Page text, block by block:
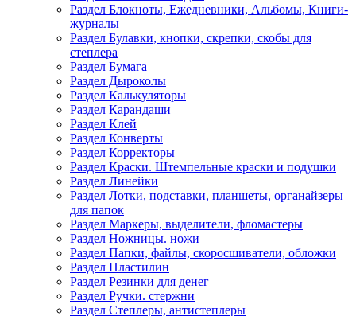
Раздел Блокноты, Ежедневники, Альбомы, Книги-
журналы
Раздел Булавки, кнопки, скрепки, скобы для
степлера
Раздел Бумага
Раздел Дыроколы
Раздел Калькуляторы
Раздел Карандаши
Раздел Клей
Раздел Конверты
Раздел Корректоры
Раздел Краски. Штемпельные краски и подушки
Раздел Линейки
Раздел Лотки, подставки, планшеты, органайзеры
для папок
Раздел Маркеры, выделители, фломастеры
Раздел Ножницы. ножи
Раздел Папки, файлы, скоросшиватели, обложки
Раздел Пластилин
Раздел Резинки для денег
Раздел Ручки. стержни
Раздел Степлеры, антистеплеры